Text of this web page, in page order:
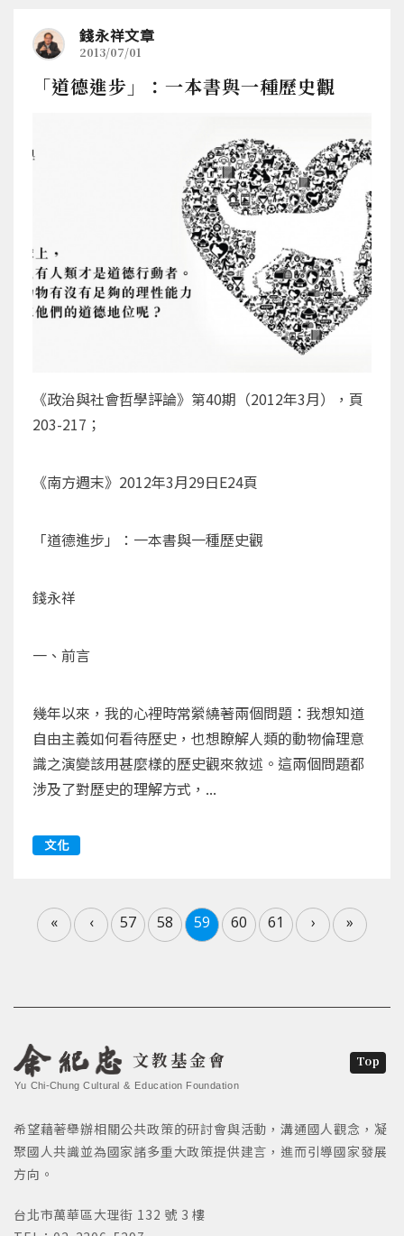
錢永祥文章
2013/07/01
「道德進步」：一本書與一種歷史觀
《政治與社會哲學評論》第40期（2012年3月），頁
203-217；
《南方週末》2012年3月29日E24頁
「道德進步」：一本書與一種歷史觀
錢永祥
一、前言
幾年以來，我的心裡時常縈繞著兩個問題：我想知道
自由主義如何看待歷史，也想瞭解人類的動物倫理意
識之演變該用甚麼樣的歷史觀來敘述。這兩個問題都
涉及了對歷史的理解方式，...
文化
« ‹ 57 58 59 60 61 › »
文教基金會
Yu Chi-Chung Cultural & Education Foundation
希望藉著舉辦相關公共政策的研討會與活動，溝通國人觀念，凝
聚國人共識並為國家諸多重大政策提供建言，進而引導國家發展
方向。
台北市萬華區大理街 132 號 3 樓
Top